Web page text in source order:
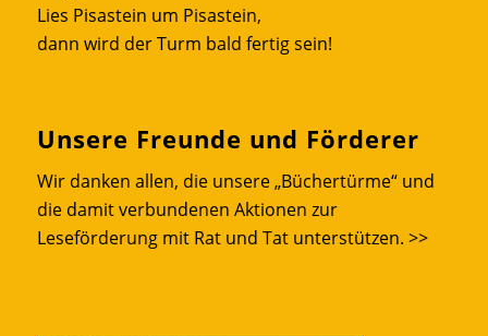
Lies Pisastein um Pisastein,
dann wird der Turm bald fertig sein!
Unsere Freunde und Förderer
Wir danken allen, die unsere „Büchertürme“ und
die damit verbundenen Aktionen zur
Leseförderung mit Rat und Tat unterstützen. >>